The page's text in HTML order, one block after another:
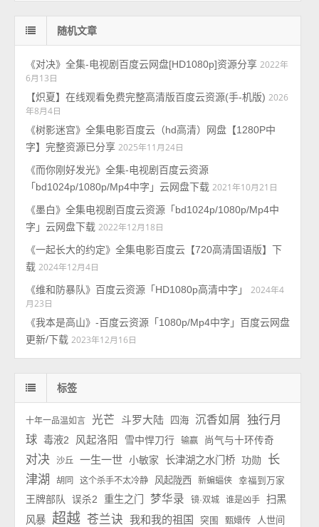
随机文章
《对决》全集-电视剧百度云网盘[HD1080p]资源分享 2022年
6月13日
【炽夏】在线观看免费完整高清版百度云资源(手-机版) 2026
年8月4日
《树影迷宫》全集电影百度云（hd高清）网盘【1280P中
字】完整资源已分享 2025年11月24日
《而你刚好发光》全集-电视剧百度云资源
「bd1024p/1080p/Mp4中字」云网盘下载 2021年10月21日
《墨白》全集电视剧百度云资源「bd1024p/1080p/Mp4中
字」云网盘下载 2022年12月18日
《一起长大的约定》全集电影百度云【720高清国语版】下
载 2024年12月4日
《维和防暴队》百度云资源「HD1080p高清中字」
2024年4
月23日
《我本是高山》-百度云资源「1080p/Mp4中字」百度云网盘
更新/下载 2023年12月16日
标签
十年一品温如言 光芒 斗罗大陆 四海 沉香如屑
独行月
球 毒液2 风起洛阳 雪中悍刀行 输赢 尚气与十环传奇
对决 沙丘 一生一世 小敏家 长津湖之水门桥 功勋
长
津湖
胡同 这个杀手不太冷静 风起陇西 新蝙蝠侠 幸福到万家
王牌部队 误杀2 重生之门 梦华录 镜·双城 谁是凶手
扫黑
风暴
超越 苍兰诀 我和我的祖国 突围 甄嬛传 人世间